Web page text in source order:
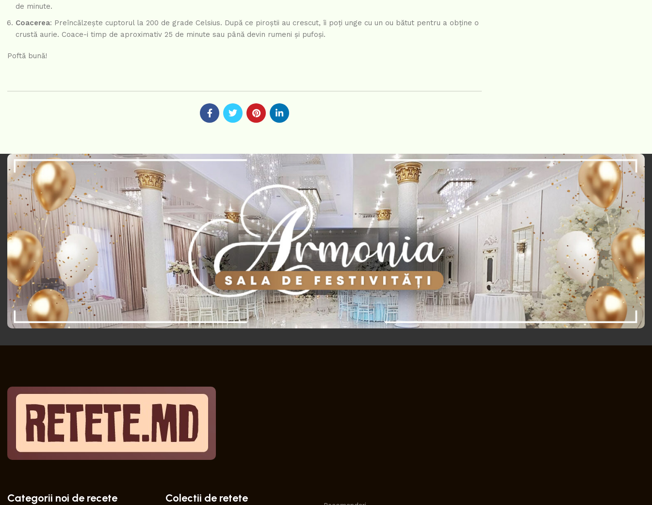
de minute.
Coacerea: Preîncălzește cuptorul la 200 de grade Celsius. După ce piroștii au crescut, îi poți unge cu un ou bătut pentru a obține o
crustă aurie. Coace-i timp de aproximativ 25 de minute sau până devin rumeni și pufoși.
Poftă bună!
Categorii noi de recete Colectii de retete